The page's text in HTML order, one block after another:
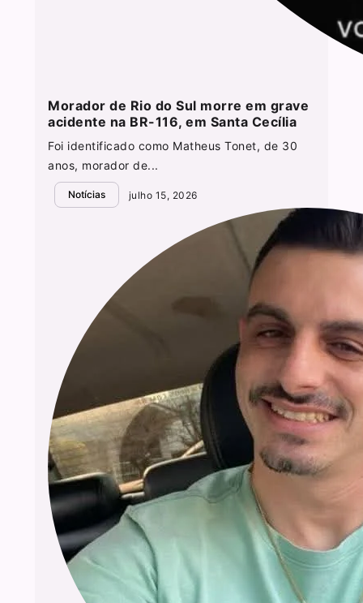
Morador de Rio do Sul morre em grave
acidente na BR-116, em Santa Cecília
Foi identificado como Matheus Tonet, de 30
anos, morador de...
Notícias julho 15, 2026